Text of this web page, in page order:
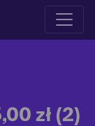
zł (2)